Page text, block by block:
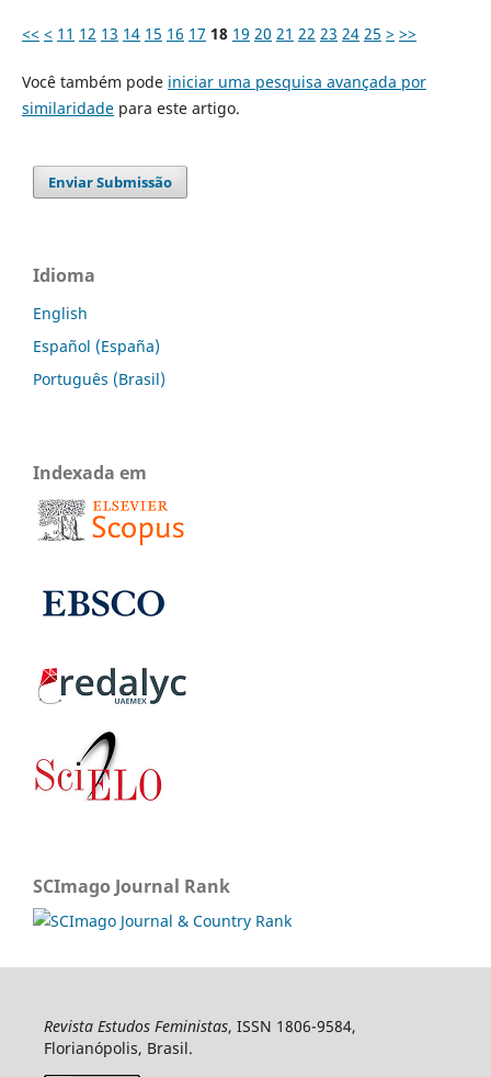
<< < 11 12 13 14 15 16 17 18 19 20 21 22 23 24 25 > >>
Você também pode iniciar uma pesquisa avançada por
similaridadepara este artigo.
Enviar Submissão
Idioma
English
Español (España)
Português (Brasil)
Indexada em
SCImago Journal Rank
Revista Estudos Feministas, ISSN 1806-9584,
Florianópolis, Brasil.